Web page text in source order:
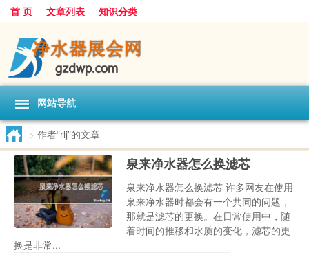
首 页 文章列表 知识分类
网站导航
> 作者“rlj”的文章
泉来净水器怎么换滤芯
泉来净水器怎么换滤芯 许多网友在使用
泉来净水器时都会有一个共同的问题，
那就是滤芯的更换。在日常使用中，随
着时间的推移和水质的变化，滤芯的更
换是非常...